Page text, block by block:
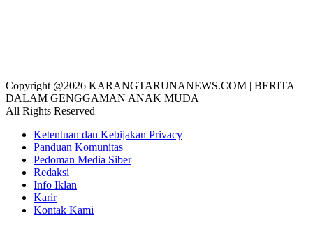
Copyright @2026 KARANGTARUNANEWS.COM | BERITA
DALAM GENGGAMAN ANAK MUDA
All Rights Reserved
Ketentuan dan Kebijakan Privacy
Panduan Komunitas
Pedoman Media Siber
Redaksi
Info Iklan
Karir
Kontak Kami